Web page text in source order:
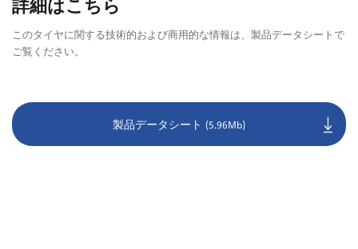
詳細はこちら
このタイヤに関する技術的および商用的な情報は、製品データシートで
ご覧ください。
製品データシート (5.96Mb)